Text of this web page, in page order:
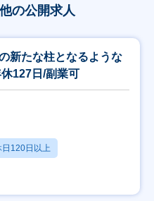
の公開求人
新たな柱となるような
127日/副業可
日120日以上